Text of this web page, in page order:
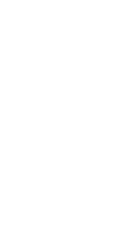
Lo intentó el Málaga y
remataba en el
quedaba mucho por
penalti poco después.
que enfrentarse al
y salvó el punto del
Puedes ponerte en